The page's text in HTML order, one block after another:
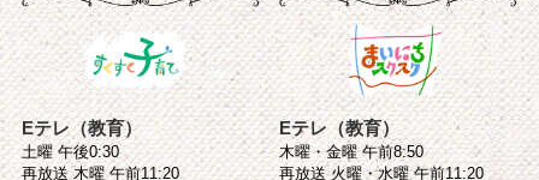
Eテレ（教育）
土曜 午後0:30
再放送 木曜 午前11:20
Eテレ（教育）
木曜・金曜 午前8:50
再放送 火曜・水曜 午前11:20